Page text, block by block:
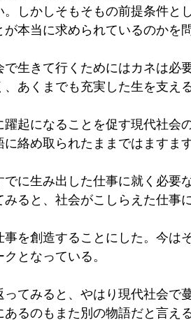
しかしそもそもの前提条件と
本当に求められているのかを
で生きて行くためにはカネは必
あくまでも充実した生を支え
起になることを促す現代社会
絡め取られたままではますま
に生み出した仕事に就く必要
ると、社会がこしらえた仕事
を創造することにした。今は
となっている。
てみると、やはり現代社会で
るのもまた別の物語だと言え